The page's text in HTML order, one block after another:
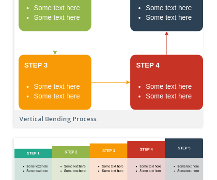
Vertical Bending Process